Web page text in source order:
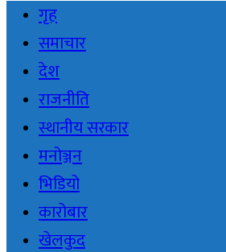
गृह
समाचार
देश
राजनीति
स्थानीय सरकार
मनोञ्जन
भिडियो
कारोबार
खेलकुद